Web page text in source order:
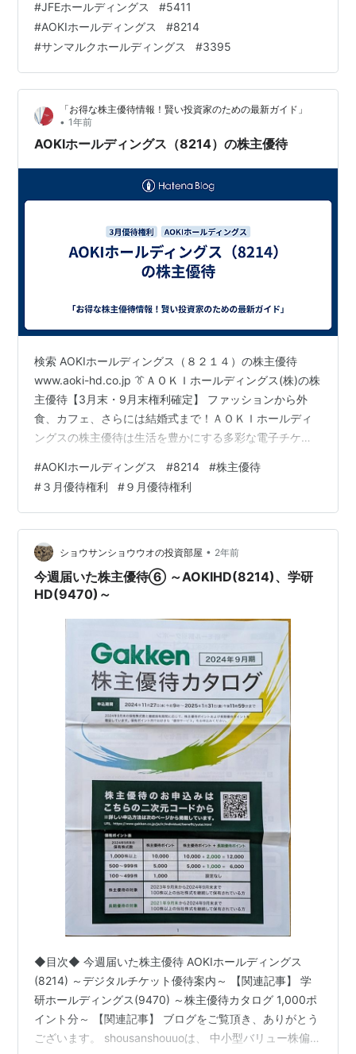
(3395)～株主優待カード～ 【関連記事】 ブログをご覧
頂き、ありがとうございます。 私は「shousanshouuo」
と申します。 中小型バリュー株を中心とした長期投資ス
タンスで、 兼業投資家と…
#JFEホールディングス #5411
#AOKIホールディングス #8214
#サンマルクホールディングス #3395
「お得な株主優待情報！賢い投資家のための最新ガイド」
• 1年前
AOKIホールディングス（8214）の株主優待
検索 AOKIホールディングス（８２１４）の株主優待
www.aoki-hd.co.jp 👔ＡＯＫＩホールディングス(株)の株
主優待【3月末・9月末権利確定】 ファッションから外
食、カフェ、さらには結婚式まで！ＡＯＫＩホールディ
ングスの株主優待は生活を豊かにする多彩な電子チケッ
末日 単元株数：100株 優待の種類：ファッション、食事
（割引）券、娯楽・芸術、その他 💡 ポイント 生活全般
に使える優待がそろっており、電子チケットで手軽に利
用可能 保有株数によって利用回数がアップ 🎁 株主優待
の内容 100株以上 AOKI・ORIHICA株主優…
#AOKIホールディングス #8214 #株主優待
#３月優待権利 #９月優待権利
ショウサンショウウオの投資部屋 • 2年前
今週届いた株主優待⑥ ～AOKIHD(8214)、学研
HD(9470)～
◆目次◆ 今週届いた株主優待 AOKIホールディングス
(8214) ～デジタルチケット優待案内～ 【関連記事】 学
研ホールディングス(9470) ～株主優待カタログ 1,000ポ
イント分～ 【関連記事】 ブログをご覧頂き、ありがとう
ございます。 shousanshouuoは、 中小型バリュー株偏重